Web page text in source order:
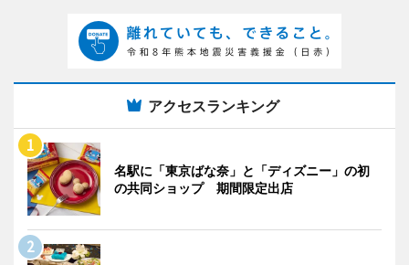
アクセスランキング
名駅に「東京ばな奈」と「ディズニー」の初
の共同ショップ 期間限定出店